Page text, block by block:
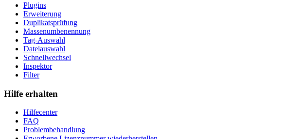
Plugins
Erweiterung
Duplikatsprüfung
Massenumbenennung
Tag-Auswahl
Dateiauswahl
Schnellwechsel
Inspektor
Filter
Hilfe erhalten
Hilfecenter
FAQ
Problembehandlung